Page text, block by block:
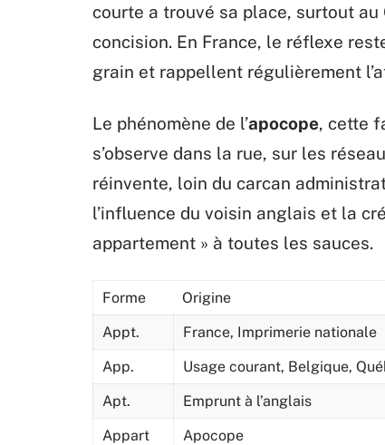
courte a trouvé sa place, surtout au
concision. En France, le réflexe
grain et rappellent régulièrement
Le phénomène de l’apocope, cette
s’observe dans la rue, sur les
réinvente, loin du carcan
l’influence du voisin anglais et la
appartement » à toutes les sauces.
Forme Origine
Appt.
France, Imprimerie nationale
App.
Usage courant, Belgique,
Apt.
Emprunt à l’anglais
Appart
Apocope